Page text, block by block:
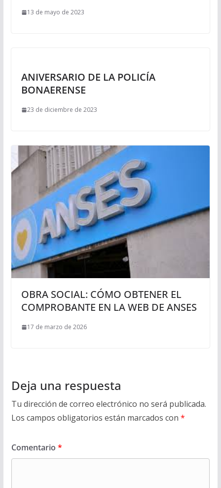
13 de mayo de 2023
ANIVERSARIO DE LA POLICÍA
BONAERENSE
23 de diciembre de 2023
OBRA SOCIAL: CÓMO OBTENER EL
COMPROBANTE EN LA WEB DE ANSES
17 de marzo de 2026
Deja una respuesta
Tu dirección de correo electrónico no será publicada.
Los campos obligatorios están marcados con *
Comentario *